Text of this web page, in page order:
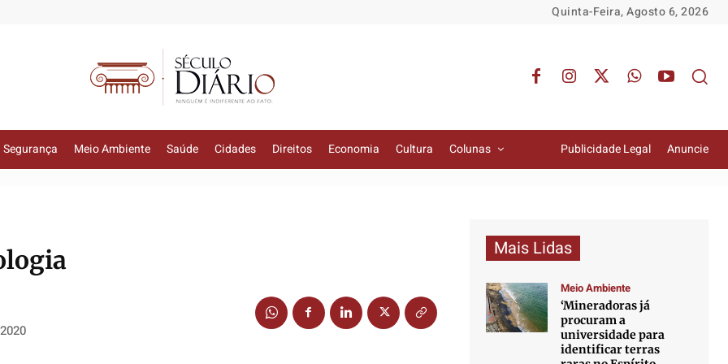
Quinta-Feira, Agosto 6, 2026
Segurança Meio Ambiente Saúde Cidades Direitos Economia Cultura Colunas Publicidade Legal Anuncie
Mais Lidas
Meio Ambiente
‘Mineradoras já
procuram a
universidade para
identificar terras